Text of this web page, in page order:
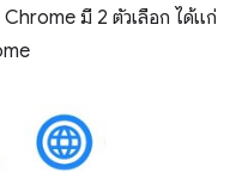
มี 2 ตัวเลือก ได้แก่